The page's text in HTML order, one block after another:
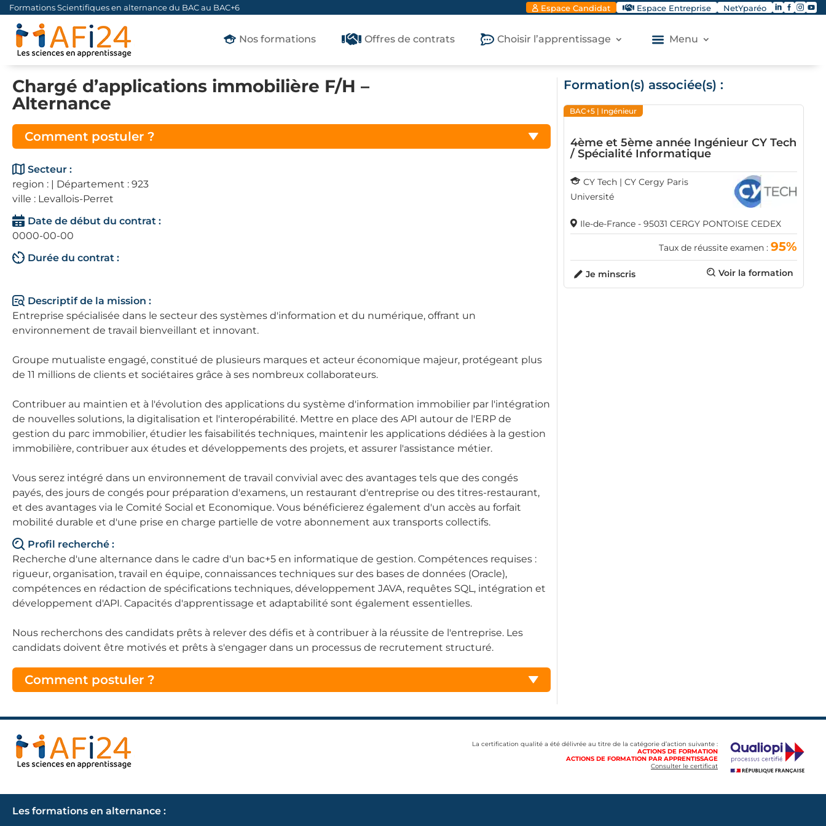
Formations Scientifiques en alternance du BAC au BAC+6 Espace Candidat Espace Entreprise NetYparéo 
Nos formations Offres de contrats Choisir l’apprentissage Menu
Chargé d’applications immobilière F/H –
Alternance
Comment postuler ?
Secteur :
region : | Département : 923
ville : Levallois-Perret
Date de début du contrat :
0000-00-00
Durée du contrat :
Descriptif de la mission :
Entreprise spécialisée dans le secteur des systèmes d'information et du numérique, offrant un
environnement de travail bienveillant et innovant.
Groupe mutualiste engagé, constitué de plusieurs marques et acteur économique majeur, protégeant plus
de 11 millions de clients et sociétaires grâce à ses nombreux collaborateurs.
Contribuer au maintien et à l'évolution des applications du système d'information immobilier par l'intégration
de nouvelles solutions, la digitalisation et l'interopérabilité. Mettre en place des API autour de l'ERP de
gestion du parc immobilier, étudier les faisabilités techniques, maintenir les applications dédiées à la gestion
immobilière, contribuer aux études et développements des projets, et assurer l'assistance métier.
Vous serez intégré dans un environnement de travail convivial avec des avantages tels que des congés
payés, des jours de congés pour préparation d'examens, un restaurant d'entreprise ou des titres-restaurant,
et des avantages via le Comité Social et Economique. Vous bénéficierez également d'un accès au forfait
mobilité durable et d'une prise en charge partielle de votre abonnement aux transports collectifs.
Profil recherché :
Recherche d'une alternance dans le cadre d'un bac+5 en informatique de gestion. Compétences requises :
rigueur, organisation, travail en équipe, connaissances techniques sur des bases de données (Oracle),
compétences en rédaction de spécifications techniques, développement JAVA, requêtes SQL, intégration et
développement d'API. Capacités d'apprentissage et adaptabilité sont également essentielles.
Nous recherchons des candidats prêts à relever des défis et à contribuer à la réussite de l'entreprise. Les
candidats doivent être motivés et prêts à s'engager dans un processus de recrutement structuré.
Comment postuler ?
Formation(s) associée(s) :
BAC+5| Ingénieur
4ème et 5ème année Ingénieur CY Tech
/ Spécialité Informatique
CY Tech | CY Cergy Paris
Université
Ile-de-France - 95031 CERGY PONTOISE CEDEX
Taux de réussite examen : 95%
Voir la formation
Je minscris
La certification qualité a été délivrée au titre de la catégorie d’action suivante :
ACTIONS DE FORMATION
ACTIONS DE FORMATION PAR APPRENTISSAGE
Consulter le certificat
Les formations en alternance :